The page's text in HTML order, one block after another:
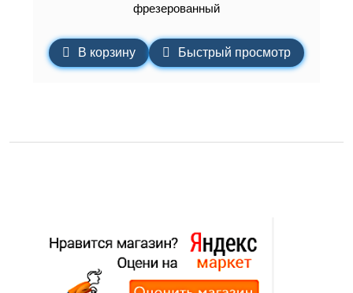
фрезерованный
В корзину Быстрый просмотр